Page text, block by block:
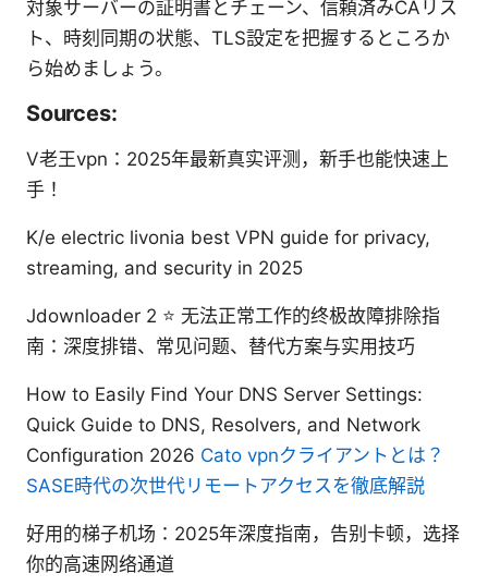
対象サーバーの証明書とチェーン、信頼済みCAリス
ト、時刻同期の状態、TLS設定を把握するところか
ら始めましょう。
Sources:
V老王vpn：2025年最新真实评测，新手也能快速上
手！
K/e electric livonia best VPN guide for privacy,
streaming, and security in 2025
Jdownloader 2 ⭐ 无法正常工作的终极故障排除指
南：深度排错、常见问题、替代方案与实用技巧
How to Easily Find Your DNS Server Settings:
Quick Guide to DNS, Resolvers, and Network
Configuration 2026 Cato vpnクライアントとは？
SASE時代の次世代リモートアクセスを徹底解説
好用的梯子机场：2025年深度指南，告别卡顿，选择
你的高速网络通道